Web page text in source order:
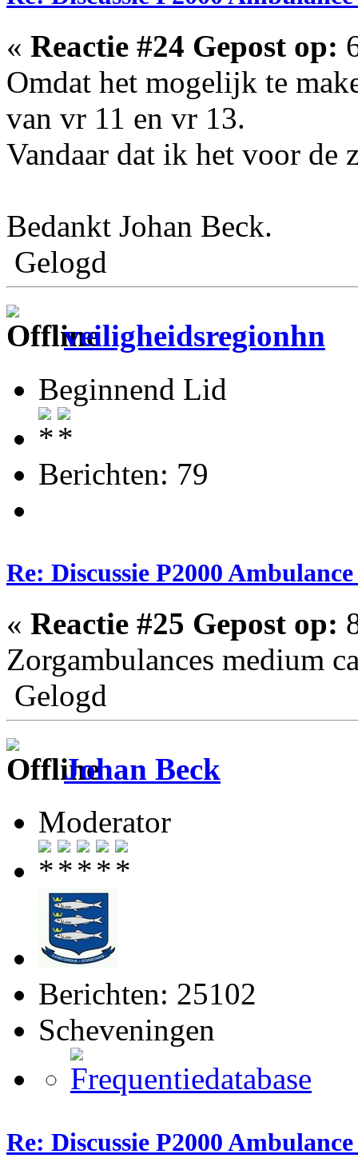
« Reactie #24 Gepost op:
Omdat het mogelijk te
van vr 11 en vr 13.
Vandaar dat ik het voor de
Bedankt Johan Beck.
Gelogd
veiligheidsregionhn
Beginnend Lid
Berichten: 79
Re: Discussie P2000
« Reactie #25 Gepost op:
Zorgambulances medium
Gelogd
Johan Beck
Moderator
Berichten: 25102
Scheveningen
Re: Discussie P2000